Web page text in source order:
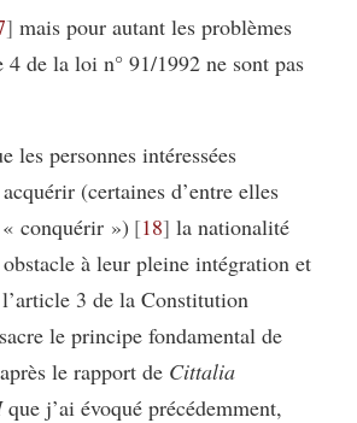
mais pour autant les problèmes
4 de la loi n° 91/1992 ne sont pas
les personnes intéressées
(certaines d’entre elles
conquérir ») 18 la nationalité
à leur pleine intégration et
3 de la Constitution
le principe fondamental de
le rapport de Cittalia
que j’ai évoqué précédemment,